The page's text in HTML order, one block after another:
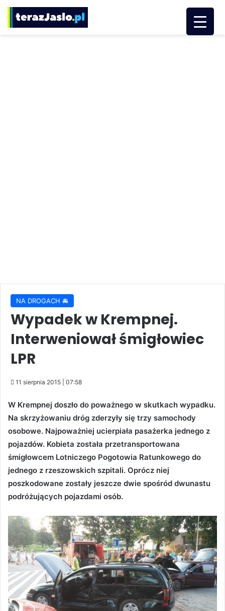
NA DROGACH 🚘
Wypadek w Krempnej.
Interweniował śmigłowiec
LPR
11 sierpnia 2015 | 07:58
W Krempnej doszło do poważnego w skutkach wypadku.
Na skrzyżowaniu dróg zderzyły się trzy samochody
osobowe. Najpoważniej ucierpiała pasażerka jednego z
pojazdów. Kobieta została przetransportowana
śmigłowcem Lotniczego Pogotowia Ratunkowego do
jednego z rzeszowskich szpitali. Oprócz niej
poszkodowane zostały jeszcze dwie spośród dwunastu
podróżujących pojazdami osób.